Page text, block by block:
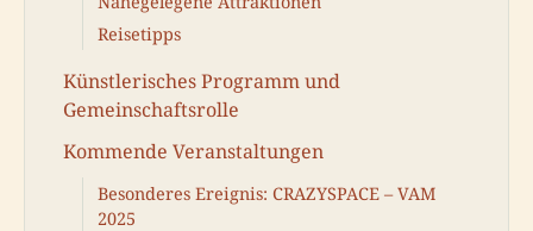
Reisetipps
Künstlerisches Programm und
Gemeinschaftsrolle
Kommende Veranstaltungen
Besonderes Ereignis: CRAZYSPACE – VAM
2025